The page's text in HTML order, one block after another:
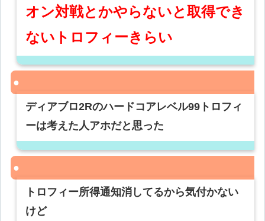
オン対戦とかやらないと取得でき
ないトロフィーきらい
ディアブロ2Rのハードコアレベル99トロフィ
ーは考えた人アホだと思った
トロフィー所得通知消してるから気付かない
けど